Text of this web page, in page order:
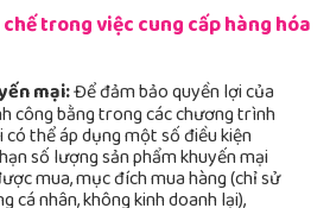
trong việc cung cấp hàng hóa
mại:Để đảm bảo quyền lợi của
công bằng trong các chương trình
có thể áp dụng một số điều kiện
số lượng sản phẩm khuyến mại
mua, mục đích mua hàng (chỉ sử